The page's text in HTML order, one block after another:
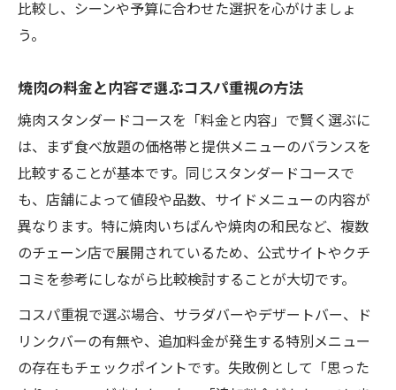
比較し、シーンや予算に合わせた選択を心がけましょ
う。
焼肉の料金と内容で選ぶコスパ重視の方法
焼肉スタンダードコースを「料金と内容」で賢く選ぶに
は、まず食べ放題の価格帯と提供メニューのバランスを
比較することが基本です。同じスタンダードコースで
も、店舗によって値段や品数、サイドメニューの内容が
異なります。特に焼肉いちばんや焼肉の和民など、複数
のチェーン店で展開されているため、公式サイトやクチ
コミを参考にしながら比較検討することが大切です。
コスパ重視で選ぶ場合、サラダバーやデザートバー、ド
リンクバーの有無や、追加料金が発生する特別メニュー
の存在もチェックポイントです。失敗例として「思った